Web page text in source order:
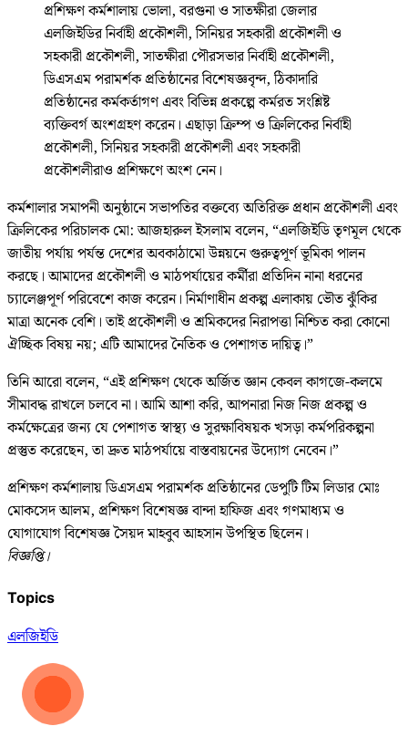
প্রশিক্ষণ কর্মশালায় ভোলা, বরগুনা ও সাতক্ষীরা জেলার
এলজিইডির নির্বাহী প্রকৌশলী, সিনিয়র সহকারী প্রকৌশলী ও
সহকারী প্রকৌশলী, সাতক্ষীরা পৌরসভার নির্বাহী প্রকৌশলী,
ডিএসএম পরামর্শক প্রতিষ্ঠানের বিশেষজ্ঞবৃন্দ, ঠিকাদারি
প্রতিষ্ঠানের কর্মকর্তাগণ এবং বিভিন্ন প্রকল্পে কর্মরত সংশ্লিষ্ট
ব্যক্তিবর্গ অংশগ্রহণ করেন। এছাড়া ক্রিম্প ও ক্রিলিকের নির্বাহী
প্রকৌশলী, সিনিয়র সহকারী প্রকৌশলী এবং সহকারী
প্রকৌশলীরাও প্রশিক্ষণে অংশ নেন।
কর্মশালার সমাপনী অনুষ্ঠানে সভাপতির বক্তব্যে অতিরিক্ত প্রধান প্রকৌশলী এবং
ক্রিলিকের পরিচালক মো: আজহারুল ইসলাম বলেন, “এলজিইডি তৃণমূল থেকে
জাতীয় পর্যায় পর্যন্ত দেশের অবকাঠামো উন্নয়নে গুরুত্বপূর্ণ ভূমিকা পালন
করছে। আমাদের প্রকৌশলী ও মাঠপর্যায়ের কর্মীরা প্রতিদিন নানা ধরনের
চ্যালেঞ্জপূর্ণ পরিবেশে কাজ করেন। নির্মাণাধীন প্রকল্প এলাকায় ভৌত ঝুঁকির
মাত্রা অনেক বেশি। তাই প্রকৌশলী ও শ্রমিকদের নিরাপত্তা নিশ্চিত করা কোনো
ঐচ্ছিক বিষয় নয়; এটি আমাদের নৈতিক ও পেশাগত দায়িত্ব।”
তিনি আরো বলেন, “এই প্রশিক্ষণ থেকে অর্জিত জ্ঞান কেবল কাগজে-কলমে
সীমাবদ্ধ রাখলে চলবে না। আমি আশা করি, আপনারা নিজ নিজ প্রকল্প ও
কর্মক্ষেত্রের জন্য যে পেশাগত স্বাস্থ্য ও সুরক্ষাবিষয়ক খসড়া কর্মপরিকল্পনা
প্রস্তুত করেছেন, তা দ্রুত মাঠপর্যায়ে বাস্তবায়নের উদ্যোগ নেবেন।”
প্রশিক্ষণ কর্মশালায় ডিএসএম পরামর্শক প্রতিষ্ঠানের ডেপুটি টিম লিডার মোঃ
মোকসেদ আলম, প্রশিক্ষণ বিশেষজ্ঞ বান্দা হাফিজ এবং গণমাধ্যম ও
যোগাযোগ বিশেষজ্ঞ সৈয়দ মাহবুব আহসান উপস্থিত ছিলেন।
বিজ্ঞপ্তি।
Topics
এলজিইডি